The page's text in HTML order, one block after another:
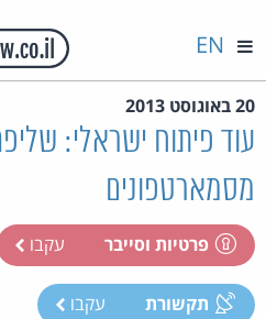
EN
20 באוגוסט 2013
עוד פיתוח ישראלי:
מסמארטפונים
פרטיות וסייבר עקבו
תקשורת עקבו